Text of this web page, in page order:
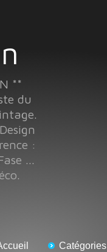
**
du
:
...
Catégories